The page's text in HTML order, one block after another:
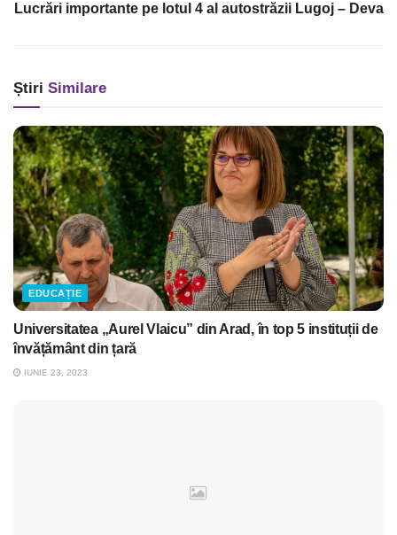
Lucrări importante pe lotul 4 al autostrăzii Lugoj – Deva
Știri Similare
EDUCAȚIE
Universitatea „Aurel Vlaicu” din Arad, în top 5 instituții de
învățământ din țară
IUNIE 23, 2023